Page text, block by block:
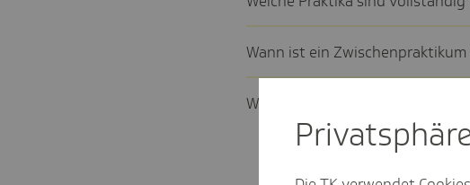
Wann ist ein
Was sind Vor- und Nach­prak­tika?